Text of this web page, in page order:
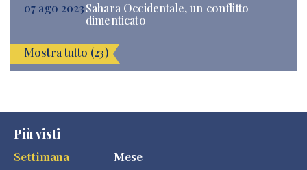
07 ago 2023Sahara Occidentale, un conflitto
dimenticato
Mostra tutto (23)
Più visti
Settimana
Mese